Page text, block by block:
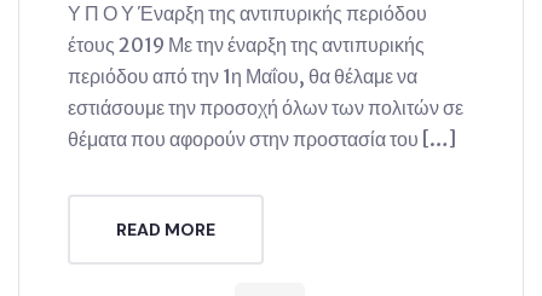
Υ Π Ο Υ Έναρξη της αντιπυρικής περιόδου
έτους 2019 Με την έναρξη της αντιπυρικής
περιόδου από την 1η Μαΐου, θα θέλαμε να
εστιάσουμε την προσοχή όλων των πολιτών σε
θέματα που αφορούν στην προστασία του […]
READ MORE